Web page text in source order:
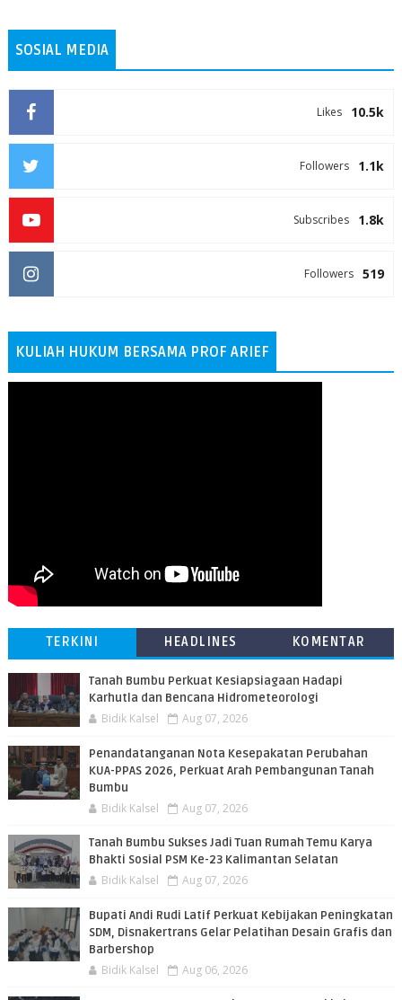
SOSIAL MEDIA
10.5k
Likes
1.1k
Followers
1.8k
Subscribes
519
Followers
KULIAH HUKUM BERSAMA PROF ARIEF
TERKINI HEADLINES KOMENTAR
Tanah Bumbu Perkuat Kesiapsiagaan Hadapi
Karhutla dan Bencana Hidrometeorologi
Bidik Kalsel Aug 07, 2026
Penandatanganan Nota Kesepakatan Perubahan
KUA-PPAS 2026, Perkuat Arah Pembangunan Tanah
Bumbu
Bidik Kalsel Aug 07, 2026
Tanah Bumbu Sukses Jadi Tuan Rumah Temu Karya
Bhakti Sosial PSM Ke-23 Kalimantan Selatan
Bidik Kalsel Aug 07, 2026
Bupati Andi Rudi Latif Perkuat Kebijakan Peningkatan
SDM, Disnakertrans Gelar Pelatihan Desain Grafis dan
Barbershop
Bidik Kalsel Aug 06, 2026